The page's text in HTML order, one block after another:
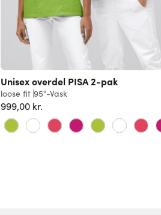
Unisex overdel PISA 2-pak
loose fit 95°-Vask
999,00 kr.